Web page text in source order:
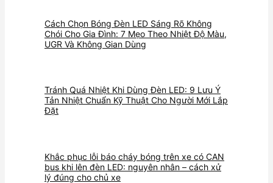
Cách Chọn Bóng Đèn LED Sáng Rõ Không
Chói Cho Gia Đình: 7 Mẹo Theo Nhiệt Độ Màu,
UGR Và Không Gian Dùng
Tránh Quá Nhiệt Khi Dùng Đèn LED: 9 Lưu Ý
Tản Nhiệt Chuẩn Kỹ Thuật Cho Người Mới Lắp
Đặt
Khắc phục lỗi báo cháy bóng trên xe có CAN
bus khi lên đèn LED: nguyên nhân – cách xử
lý đúng cho chủ xe